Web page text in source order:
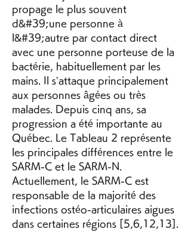
propage le plus souvent
d&#39;une personne à
l&#39;autre par contact direct
avec une personne porteuse de la
bactérie, habituellement par les
mains. Il s’attaque principalement
aux personnes âgées ou très
malades. Depuis cinq ans, sa
progression a été importante au
Québec. Le Tableau 2 représente
les principales différences entre le
SARM-C et le SARM-N.
Actuellement, le SARM-C est
responsable de la majorité des
infections ostéo-articulaires aigues